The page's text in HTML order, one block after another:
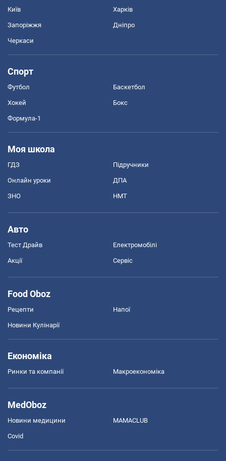
Київ Харків
Запоріжжя Дніпро
Черкаси
Спорт
Футбол Баскетбол
Хокей Бокс
Формула-1
Моя школа
ГДЗ Підручники
Онлайн уроки ДПА
ЗНО НМТ
Авто
Тест Драйв Електромобілі
Акції Сервіс
Food Oboz
Рецепти Напої
Новини Кулінарії
Економіка
Ринки та компанії Макроекономіка
MedOboz
Новини медицини MAMACLUB
Covid